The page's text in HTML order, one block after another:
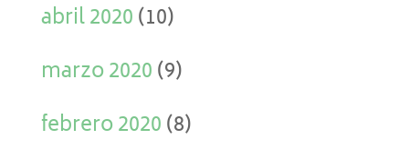
abril 2020(10)
marzo 2020(9)
febrero 2020(8)